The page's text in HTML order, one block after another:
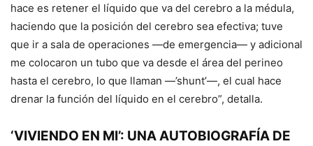
hace es retener el líquido que va del cerebro a la médula,
haciendo que la posición del cerebro sea efectiva; tuve
que ir a sala de operaciones —de emergencia— y adicional
me colocaron un tubo que va desde el área del perineo
hasta el cerebro, lo que llaman —’shunt’—, el cual hace
drenar la función del líquido en el cerebro”, detalla.
‘VIVIENDO EN MI’: UNA AUTOBIOGRAFÍA DE